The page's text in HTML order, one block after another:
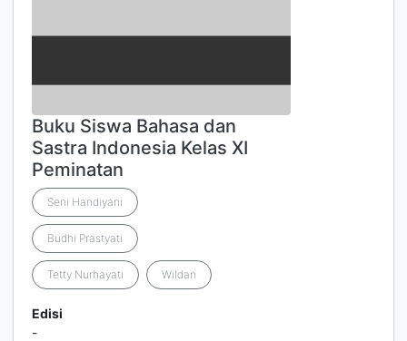
Buku Siswa Bahasa dan
Sastra Indonesia Kelas XI
Peminatan
Seni Handiyani
Budhi Prastyati
Tetty Nurhayati Wildan
Edisi
-